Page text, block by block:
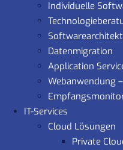
Individuelle
Datenmigration
Application
Webanwendung
IT-Services
Cloud Lösungen
Private